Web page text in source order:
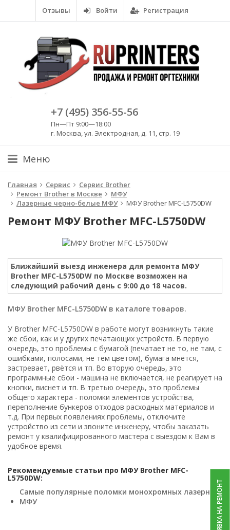
Отзывы Войти Регистрация
+7 (495) 356-55-56
Пн—Пт 9:00—18:00
г. Москва, ул. Электродная, д. 11, стр. 19
Меню
Главная Сервис
Сервис Brother
Ремонт Brother в Москве
МФУ
Лазерные черно-белые МФУ
МФУ Brother MFC-L5750DW
Ремонт МФУ Brother MFC-L5750DW
Ближайший выезд инженера для ремонта МФУ
Brother MFC-L5750DW по Москве возможен на
следующий рабочий день с 9:00 до 18 часов.
МФУ Brother MFC-L5750DW в каталоге товаров.
У Brother MFC-L5750DW в работе могут возникнуть такие
же сбои, как и у других печатающих устройств. В первую
очередь, это проблемы с бумагой (печатает не то, не там, с
ошибками, полосами, не тем цветом), бумага мнётся,
застревает, рвётся и тп. Во вторую очередь, это
программные сбои - машина не включается, не реагирует на
кнопки, виснет и тп. В третью очередь, это проблемы
общего характера - поломки элементов устройства,
переполнение бункеров отходов расходных материалов и
т.д. При первых появлениях проблемы, отключите
устройство из сети и звоните инженеру, чтобы заказать
ремонт у квалифицированного мастера с выездом к Вам в
удобное время.
Рекомендуемые статьи про МФУ Brother MFC-
L5750DW:
Самые популярные поломки монохромных лазерных
МФУ
ЗАЯВКА НА РЕМОНТ